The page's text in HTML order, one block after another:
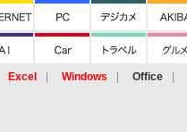
Excel Windows Office